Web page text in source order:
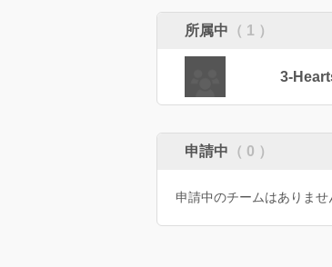
所属中 （ 1 ）
3-
申請中 （ 0 ）
申請中のチームはありませ